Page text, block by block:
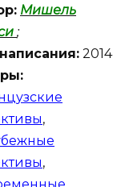
Мишель
;
2014
,
,